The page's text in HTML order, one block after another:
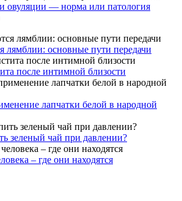
овуляции — норма или патология
лямблии: основные пути передачи
после интимной близости
лапчатки белой в народной
зеленый чай при давлении?
– где они находятся